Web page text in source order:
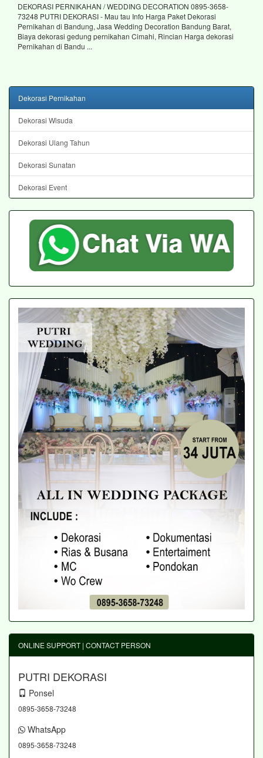
DEKORASI PERNIKAHAN / WEDDING DECORATION 0895-3658-
73248 PUTRI DEKORASI - Mau tau Info Harga Paket Dekorasi
Pernikahan di Bandung, Jasa Wedding Decoration Bandung Barat,
Biaya dekorasi gedung pernikahan Cimahi, Rincian Harga dekorasi
Pernikahan di Bandu ...
Dekorasi Pernikahan
Dekorasi Wisuda
Dekorasi Ulang Tahun
Dekorasi Sunatan
Dekorasi Event
ONLINE SUPPORT | CONTACT PERSON
PUTRI DEKORASI
Ponsel
0895-3658-73248
WhatsApp
0895-3658-73248